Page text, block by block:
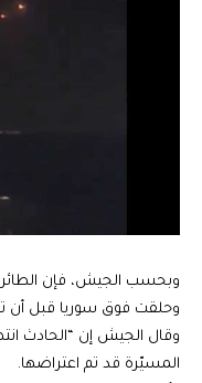
وبحسب الجيش، فإن
وحلقت فوق سوريا قبل أن
وقال الجيش إن “الحادث
المسيّرة قد تم اعتراضها.